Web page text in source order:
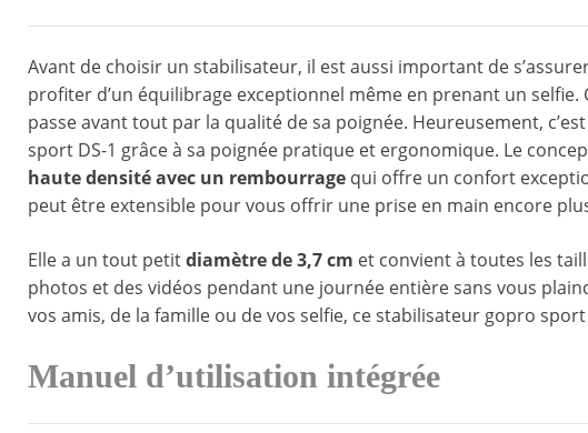
Avant de choisir un stabilisateur, il est aussi important de
profiter d’un équilibrage exceptionnel même en prenant un
passe avant tout par la qualité de sa poignée. Heureusement,
sport DS-1 grâce à sa poignée pratique et ergonomique. Le
haute densité avec un rembourrage qui offre un confort
peut être extensible pour vous offrir une prise en main encore
Elle a un tout petitdiamètre de 3,7 cm et convient à toutes les
photos et des vidéos pendant une journée entière sans vous
vos amis, de la famille ou de vos selfie, ce stabilisateur gopro
Manuel d’utilisation intégrée